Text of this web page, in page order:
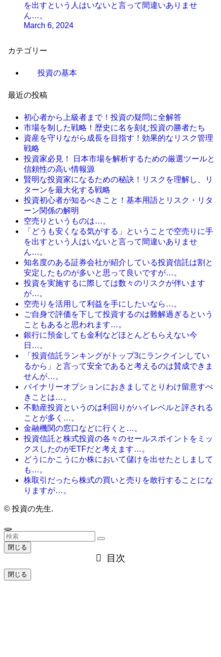
を出すという人はいないと言って間違いありませ
ん…。
March 6, 2024
カテゴリー
投資の基本
最近の投稿
初心者から上級者まで！投資の疑問に全解答
市場を制した戦略！歴史に名を刻む投資の勝者たち
資産を守りながら成長を目指す！効果的なリスク管理
戦略
投資家必見！ 日本市場を解析するための厳選ツールと
信頼性の高い情報源
賢明な投資家になるための秘訣！リスクを理解し、リ
ターンを最大化する戦略
投資初心者が知るべきこと！基本用語とリスク・リタ
ーン関係の解明
空売りというものは…。
「どうも安くなる気がする」ということで空売りに手
を出すという人はいないと言って間違いありませ
ん…。
知名度のある証券会社が紹介している投資信託は割と
安定したものが多いと思って良いですが…。
投資を実施するに際しては数々のリスクが伴います
が…。
空売りを活用して利益を手にしたいなら…。
ご自身で評価を下して投資するのは難解過ぎるという
こともあると思われます…。
銀行に預金しても金利などほとんどもらえない今
日…。
「投資信託ランキングがトップ3にランクインしてい
るから」と言って安全であると考えるのは賛成できま
せんが…。
バイナリーオプションにおきましてとりわけ留意すべ
きことは…。
不動産投資というのは利回りがハイレベルと評される
ことが多く…。
金融機関の窓口などに行くと…。
投資信託と株式投資の各々のセールスポイントをミッ
クスしたのがETFだと考えます…。
どうにかこうにか株において儲けを出せたとしまして
も…。
株取引だったら株式の買いと売りを敢行することにな
りますが…。
© 投資の先生.
閉じる
目次
閉じる